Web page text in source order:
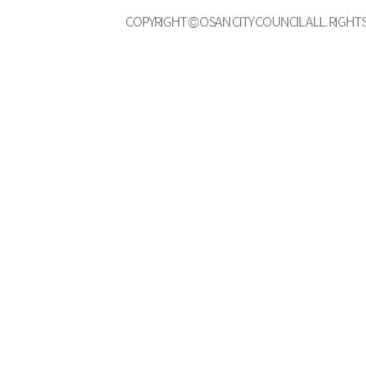
COPYRIGHT © OSAN CITY COUNCIL ALL. RIGHTS